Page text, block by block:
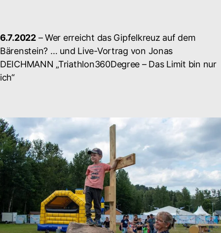
6.7.2022– Wer erreicht das Gipfelkreuz auf dem
Bärenstein? … und Live-Vortrag von Jonas
DEICHMANN „Triathlon360Degree – Das Limit bin nur
ich“